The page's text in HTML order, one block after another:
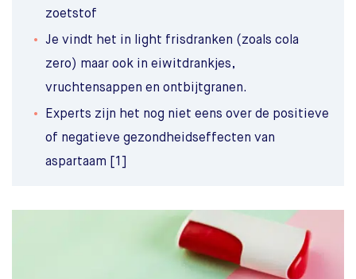
zoetstof
Je vindt het in light frisdranken (zoals cola
zero) maar ook in eiwitdrankjes,
vruchtensappen en ontbijtgranen.
Experts zijn het nog niet eens over de positieve
of negatieve gezondheidseffecten van
aspartaam [1]